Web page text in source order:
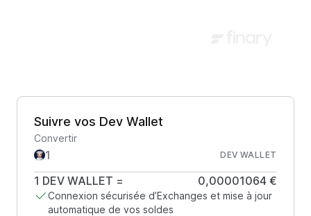
Suivre vos Dev Wallet
Convertir
DEV WALLET
1 DEV WALLET = 0,00001064 €
Connexion sécurisée d’Exchanges et mise à jour
automatique de vos soldes